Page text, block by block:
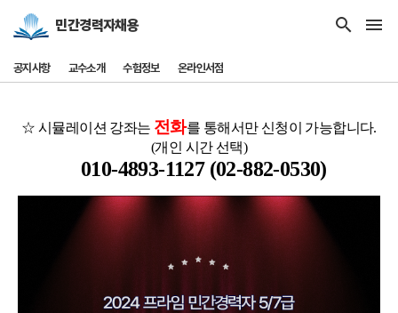
민간경력자채용 search menu
공지사항 교수소개 수험정보 온라인서점
☆ 시뮬레이션 강좌는 전화를 통해서만 신청이 가능합니다.
(개인 시간 선택)
010-4893-1127 (02-882-0530)